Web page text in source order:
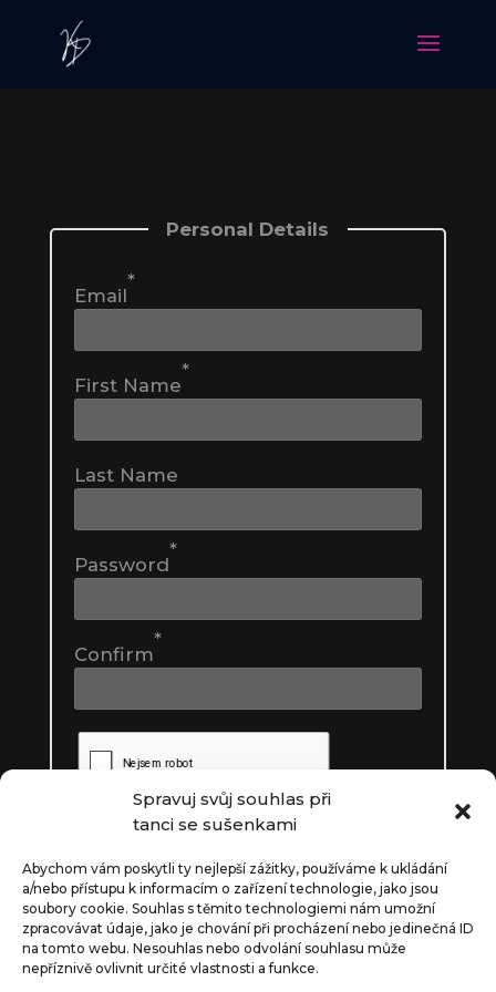
Spravuj svůj souhlas při
tanci se sušenkami
Abychom vám poskytli ty nejlepší zážitky, používáme k ukládání
a/nebo přístupu k informacím o zařízení technologie, jako jsou
soubory cookie. Souhlas s těmito technologiemi nám umožní
zpracovávat údaje, jako je chování při procházení nebo jedinečná ID
na tomto webu. Nesouhlas nebo odvolání souhlasu může
nepříznivě ovlivnit určité vlastnosti a funkce.
Personal Details
Email
*
First Name
*
Last Name
Password
*
Confirm
*
Falafel DIVA
740Kč
Falafel QUEEN
ČLENSTVÍ - 500 Kč